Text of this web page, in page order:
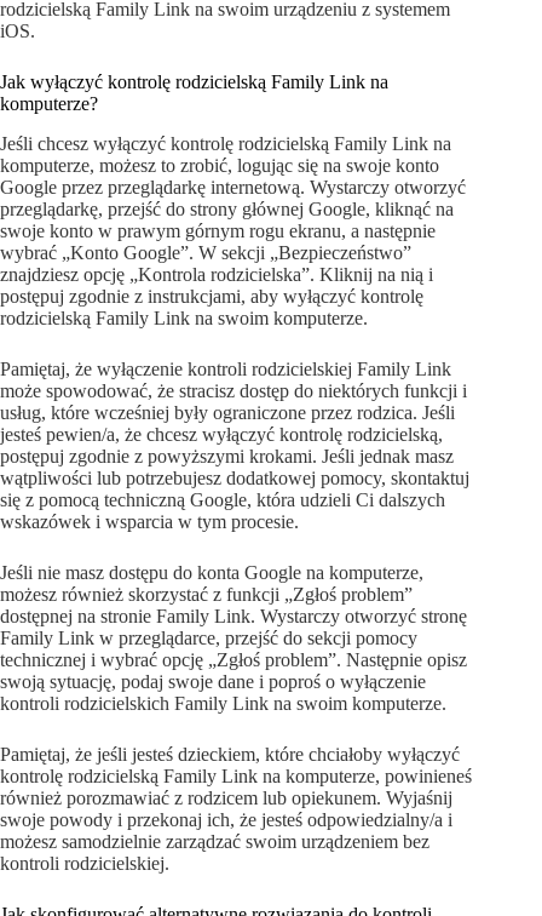
rodzicielską Family Link na swoim urządzeniu z systemem
iOS.
Jak wyłączyć kontrolę rodzicielską Family Link na
komputerze?
Jeśli chcesz wyłączyć kontrolę rodzicielską Family Link na
komputerze, możesz to zrobić, logując się na swoje konto
Google przez przeglądarkę internetową. Wystarczy otworzyć
przeglądarkę, przejść do strony głównej Google, kliknąć na
swoje konto w prawym górnym rogu ekranu, a następnie
wybrać „Konto Google”. W sekcji „Bezpieczeństwo”
znajdziesz opcję „Kontrola rodzicielska”. Kliknij na nią i
postępuj zgodnie z instrukcjami, aby wyłączyć kontrolę
rodzicielską Family Link na swoim komputerze.
Pamiętaj, że wyłączenie kontroli rodzicielskiej Family Link
może spowodować, że stracisz dostęp do niektórych funkcji i
usług, które wcześniej były ograniczone przez rodzica. Jeśli
jesteś pewien/a, że chcesz wyłączyć kontrolę rodzicielską,
postępuj zgodnie z powyższymi krokami. Jeśli jednak masz
wątpliwości lub potrzebujesz dodatkowej pomocy, skontaktuj
się z pomocą techniczną Google, która udzieli Ci dalszych
wskazówek i wsparcia w tym procesie.
Jeśli nie masz dostępu do konta Google na komputerze,
możesz również skorzystać z funkcji „Zgłoś problem”
dostępnej na stronie Family Link. Wystarczy otworzyć stronę
Family Link w przeglądarce, przejść do sekcji pomocy
technicznej i wybrać opcję „Zgłoś problem”. Następnie opisz
swoją sytuację, podaj swoje dane i poproś o wyłączenie
kontroli rodzicielskich Family Link na swoim komputerze.
Pamiętaj, że jeśli jesteś dzieckiem, które chciałoby wyłączyć
kontrolę rodzicielską Family Link na komputerze, powinieneś
również porozmawiać z rodzicem lub opiekunem. Wyjaśnij
swoje powody i przekonaj ich, że jesteś odpowiedzialny/a i
możesz samodzielnie zarządzać swoim urządzeniem bez
kontroli rodzicielskiej.